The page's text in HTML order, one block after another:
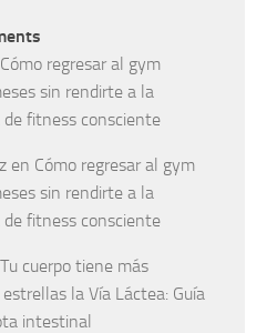
Cómo regresar al gym
sin rendirte a la
de fitness consciente
en Cómo regresar al gym
sin rendirte a la
de fitness consciente
Tu cuerpo tiene más
la Vía Láctea: Guía
intestinal